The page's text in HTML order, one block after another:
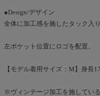
●Design/デザイン
全体に加工感を施したタック入
左ポケット位置にロゴを配置。
【モデル着用サイズ：M】身長
※ヴィンテージ加工を施している